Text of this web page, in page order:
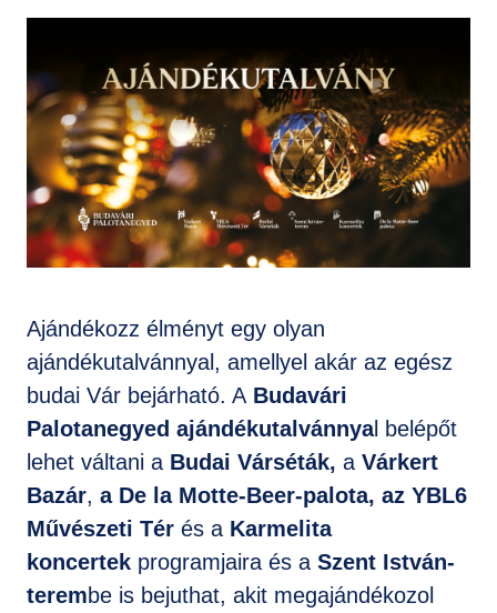
Ajándékozz élményt egy olyan
ajándékutalvánnyal, amellyel akár az egész
budai Vár bejárható. A Budavári
Palotanegyed ajándékutalvánnyal belépőt
lehet váltani a Budai Várséták, a Várkert
Bazár, a De la Motte-Beer-palota, az YBL6
Művészeti Tér és a Karmelita
koncertek programjaira és a Szent István-
terembe is bejuthat, akit megajándékozol